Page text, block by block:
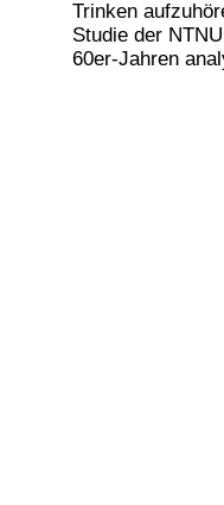
Trinken
Studie der
60er-Jahren